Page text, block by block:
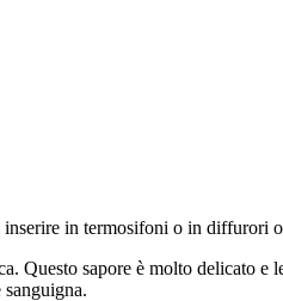
in termosifoni o in diffurori
Questo sapore è molto delicato e